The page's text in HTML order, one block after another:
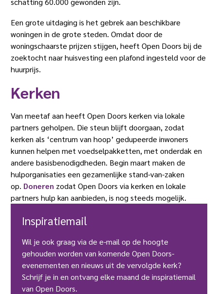
Een grote uitdaging is het gebrek aan beschikbare
woningen in de grote steden. Omdat door de
woningschaarste prijzen stijgen, heeft Open Doors bij de
zoektocht naar huisvesting een plafond ingesteld voor de
huurprijs.
Kerken
Van meetaf aan heeft Open Doors kerken via lokale
partners geholpen. Die steun blijft doorgaan, zodat
kerken als ‘centrum van hoop’ gedupeerde inwoners
kunnen helpen met voedselpakketten, met onderdak en
andere basisbenodigdheden. Begin maart maken de
hulporganisaties een gezamenlijke stand-van-zaken
op. Doneren zodat Open Doors via kerken en lokale
partners hulp kan aanbieden, is nog steeds mogelijk.
Inspiratiemail
Wil je ook graag via de e-mail op de hoogte
gehouden worden van komende Open Doors-
evenementen en nieuws uit de vervolgde kerk?
Schrijf je in en ontvang elke maand de inspiratiemail
van Open Doors.